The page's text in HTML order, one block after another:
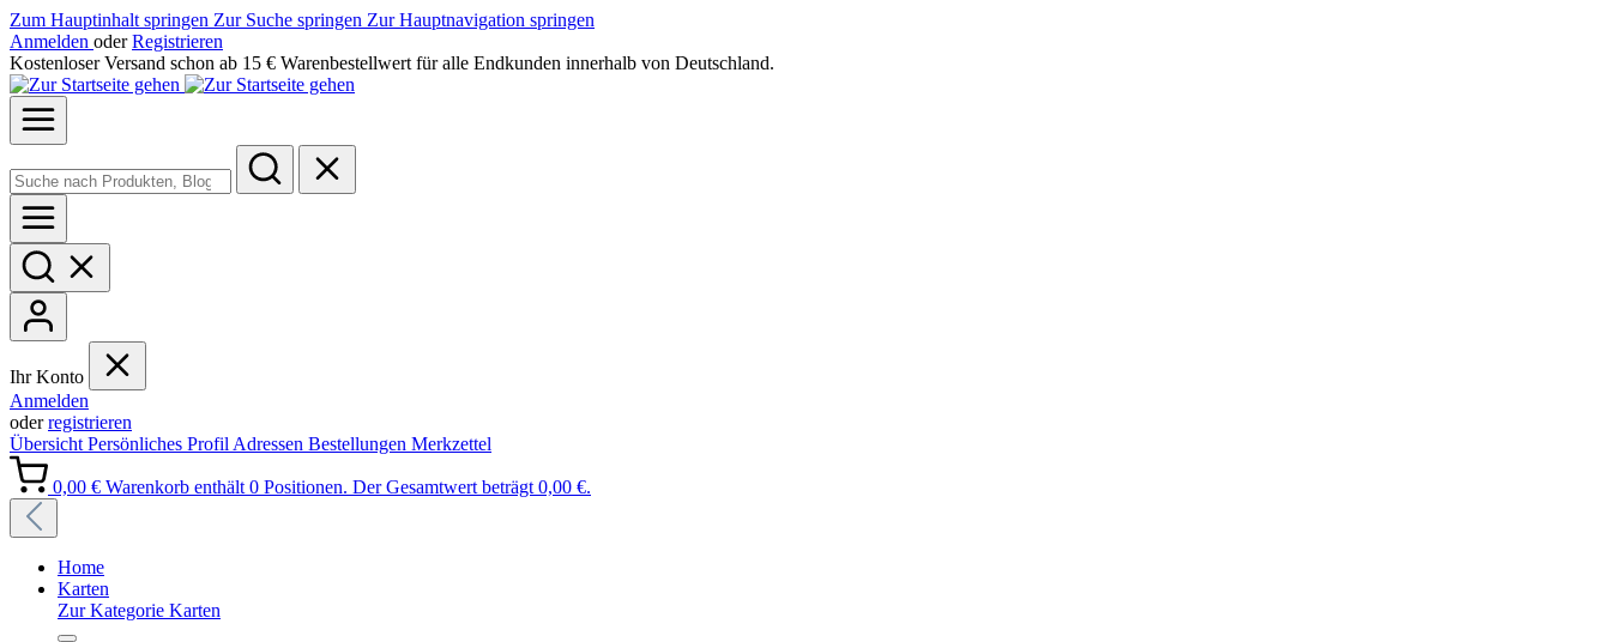
Zum Hauptinhalt springen Zur Suche springen Zur Hauptnavigation springen
Anmelden oder Registrieren
Kostenloser Versand schon ab 15 € Warenbestellwert für alle Endkunden innerhalb von Deutschland.
Ihr Konto
Anmelden
oderregistrieren
Übersicht Persönliches Profil Adressen Bestellungen Merkzettel
0,00 € Warenkorb enthält 0 Positionen. Der Gesamtwert beträgt 0,00 €.
Home
Karten
Zur Kategorie Karten